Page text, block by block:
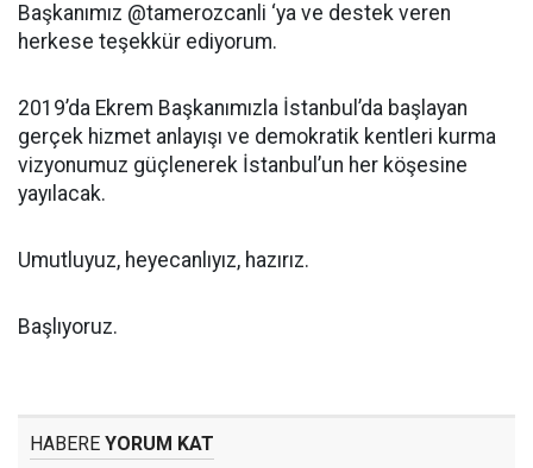
Başkanımız @tamerozcanli ‘ya ve destek veren
herkese teşekkür ediyorum.
2019’da Ekrem Başkanımızla İstanbul’da başlayan
gerçek hizmet anlayışı ve demokratik kentleri kurma
vizyonumuz güçlenerek İstanbul’un her köşesine
yayılacak.
Umutluyuz, heyecanlıyız, hazırız.
Başlıyoruz.
HABERE YORUM KAT